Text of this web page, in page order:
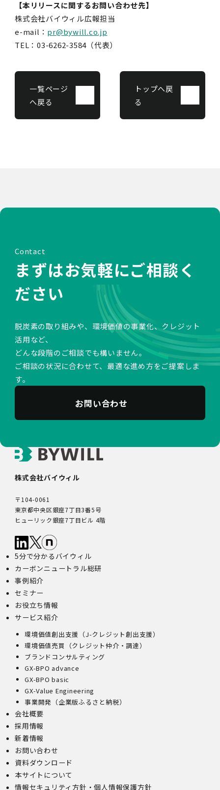
【本リリースに関するお問い合わせ先】
株式会社バイウィル広報担当
e-mail： pr@bywill.co.jp
TEL：03-6262-3584（代表）
一覧ページ
へ戻る
トップへ戻
る
Contact
まずはお気軽にご相談く
ださい
脱炭素の取り組みや、環境価値の事業化、クレジット
活用など、
どんな段階のご相談でも構いません。
ご相談の状況に合わせて、最適な進め方をご提案しま
す。
お問い合わせ
株式会社バイウィル
〒104-0061
東京都中央区銀座7丁目3番5号
ヒューリック銀座7丁目ビル 4階
5分で分かるバイウィル
カーボンニュートラル総研
事例紹介
セミナー
お役立ち情報
サービス紹介
環境価値創出支援（J-クレジット創出支援）
環境価値売買（クレジット仲介・調達）
ブランドコンサルティング
GX-BPO advance
GX-BPO basic
GX-Value Engineering
事業開発（企業版ふるさと納税）
会社概要
採用情報
新着情報
お問い合わせ
資料ダウンロード
本サイトについて
情報セキュリティ方針・個人情報保護方針